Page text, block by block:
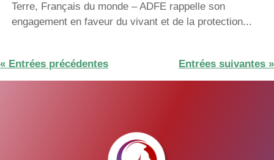
Terre, Français du monde – ADFE rappelle son
engagement en faveur du vivant et de la protection...
« Entrées précédentes Entrées suivantes »